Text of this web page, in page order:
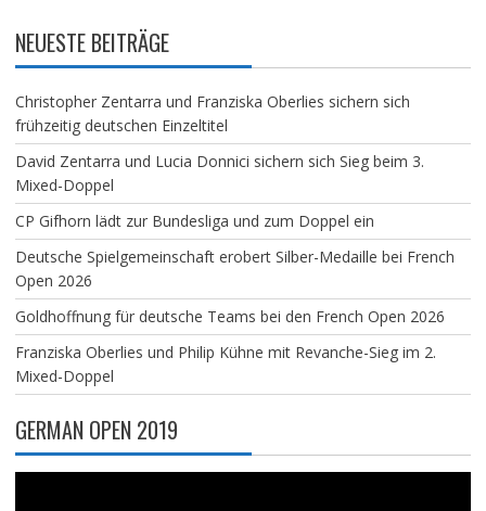
NEUESTE BEITRÄGE
Christopher Zentarra und Franziska Oberlies sichern sich
frühzeitig deutschen Einzeltitel
David Zentarra und Lucia Donnici sichern sich Sieg beim 3.
Mixed-Doppel
CP Gifhorn lädt zur Bundesliga und zum Doppel ein
Deutsche Spielgemeinschaft erobert Silber-Medaille bei French
Open 2026
Goldhoffnung für deutsche Teams bei den French Open 2026
Franziska Oberlies und Philip Kühne mit Revanche-Sieg im 2.
Mixed-Doppel
GERMAN OPEN 2019